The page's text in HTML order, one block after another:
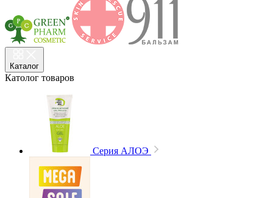
Каталог
Католог товаров
Cерия АЛОЭ